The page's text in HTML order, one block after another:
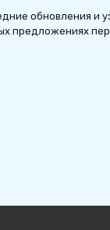
обновления и
предложениях